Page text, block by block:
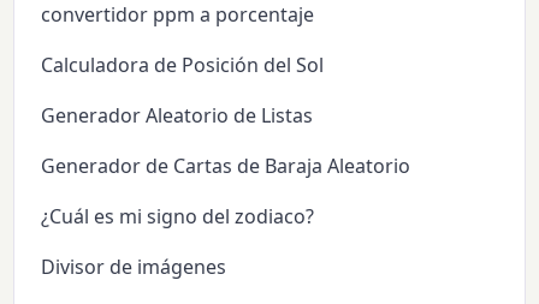
convertidor ppm a porcentaje
Calculadora de Posición del Sol
Generador Aleatorio de Listas
Generador de Cartas de Baraja Aleatorio
¿Cuál es mi signo del zodiaco?
Divisor de imágenes